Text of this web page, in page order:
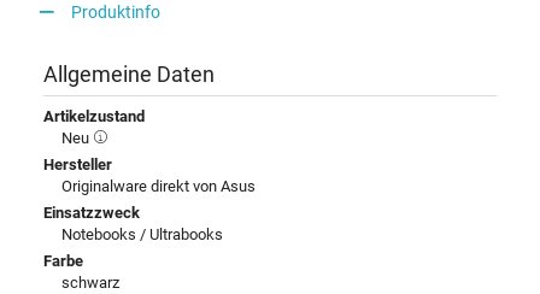
Produktinfo
Allgemeine Daten
Artikelzustand
Neu
Hersteller
Originalware direkt von Asus
Einsatzzweck
Notebooks / Ultrabooks
Farbe
schwarz